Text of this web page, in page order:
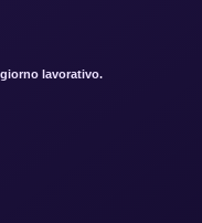
lavorativo.